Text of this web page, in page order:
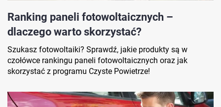
Ranking paneli fotowoltaicznych –
dlaczego warto skorzystać?
Szukasz fotowoltaiki? Sprawdź, jakie produkty są w
czołówce rankingu paneli fotowoltaicznych oraz jak
skorzystać z programu Czyste Powietrze!